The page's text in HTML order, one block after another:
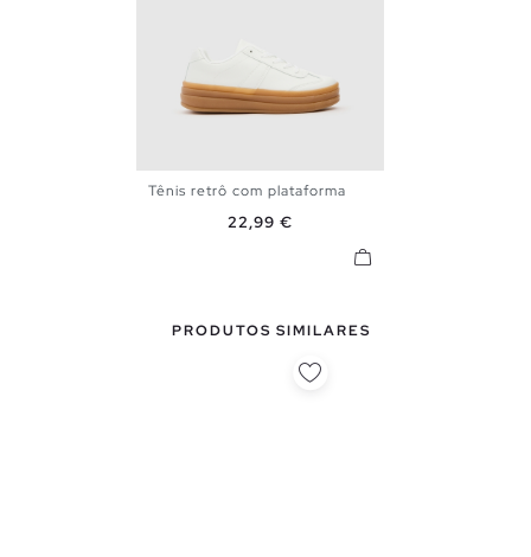
Tênis retrô com plataforma
Preço
22,99 €
PRODUTOS SIMILARES